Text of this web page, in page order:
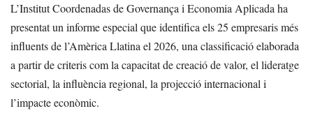
L’Institut Coordenadas de Governança i Economia Aplicada ha
presentat un informe especial que identifica els 25 empresaris més
influents de l’Amèrica Llatina el 2026, una classificació elaborada
a partir de criteris com la capacitat de creació de valor, el lideratge
sectorial, la influència regional, la projecció internacional i
l’impacte econòmic.